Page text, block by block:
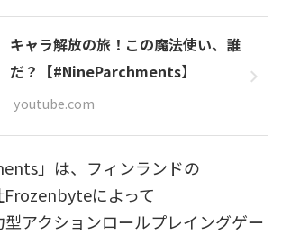
キャラ解放の旅！この魔法使い、誰
だ？【#NineParchments】
youtube.com
」は、フィンランドの
Frozenbyteによって
アクションロールプレイングゲー